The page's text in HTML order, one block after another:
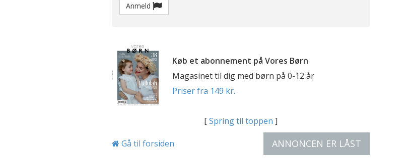
Anmeld
Køb et abonnement på Vores Børn
Magasinet til dig med børn på 0-12 år
Priser fra 149 kr.
[Spring til toppen ]
Gå til forsiden ANNONCEN ER LÅST